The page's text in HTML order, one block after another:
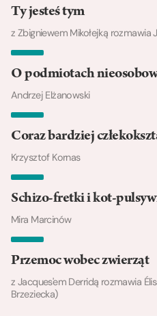
Ty jesteś tym
z Zbigniewem Mikołejką rozmawia
O podmiotach
Andrzej Elżanowski
Coraz bardziej
Krzysztof Kornas
Schizo-fretki i kot-
Mira Marcinów
Przemoc wobec zwierząt
z Jacques'em Derridą rozmawia
Brzeziecka)